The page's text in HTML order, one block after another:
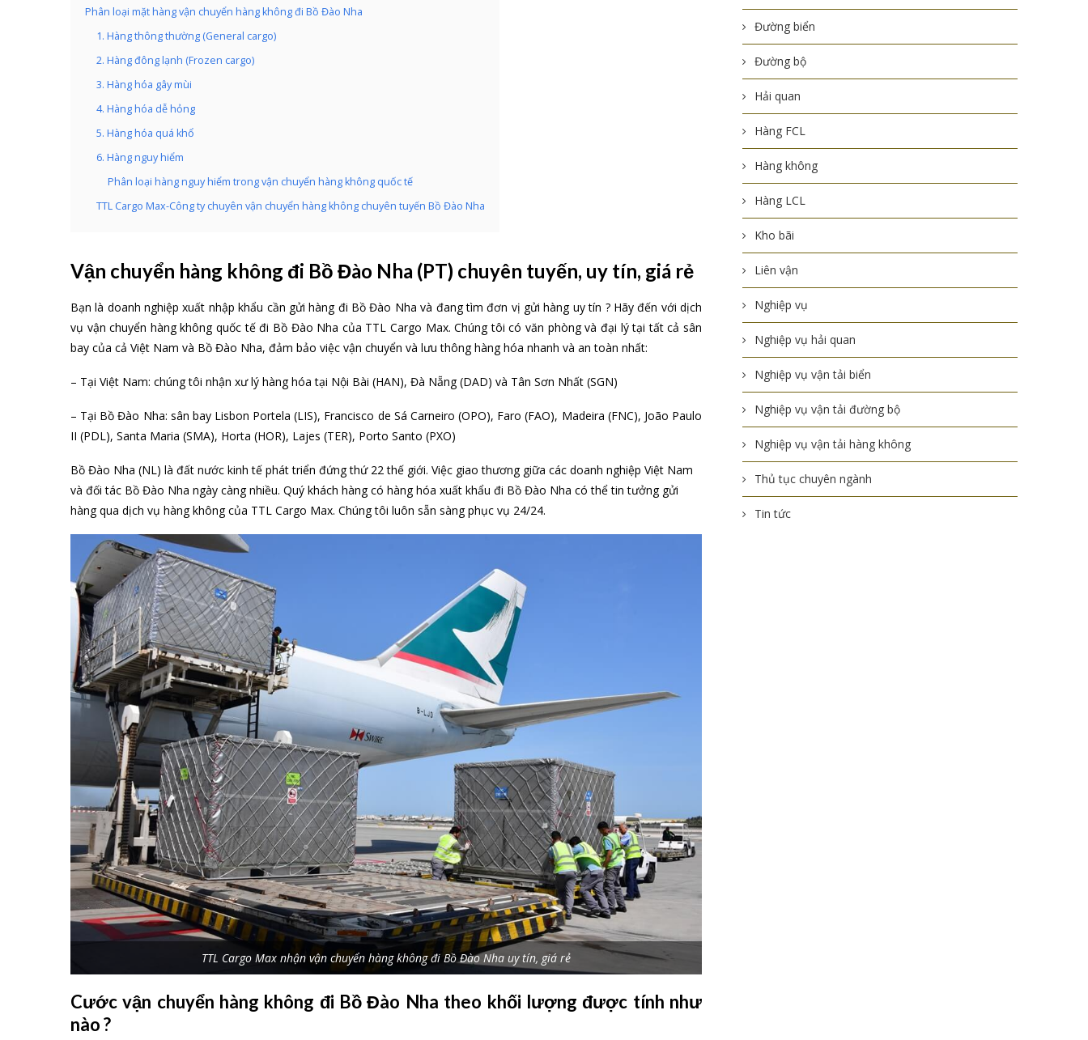
Phân loại mặt hàng vận chuyển hàng không đi Bồ Đào Nha
1. Hàng thông thường (General cargo)
2. Hàng đông lạnh (Frozen cargo)
3. Hàng hóa gây mùi
4. Hàng hóa dễ hỏng
5. Hàng hóa quá khổ
6. Hàng nguy hiểm
Phân loại hàng nguy hiểm trong vận chuyển hàng không quốc tế
TTL Cargo Max-Công ty chuyên vận chuyển hàng không chuyên tuyến Bồ Đào Nha
Vận chuyển hàng không đi Bồ Đào Nha (PT) chuyên tuyến, uy tín, giá rẻ
Bạn là doanh nghiệp xuất nhập khẩu cần gửi hàng đi Bồ Đào Nha và đang tìm đơn vị gửi hàng uy tín ? Hãy đến với dịch
vụ vận chuyển hàng không quốc tế đi Bồ Đào Nha của TTL Cargo Max. Chúng tôi có văn phòng và đại lý tại tất cả sân
bay của cả Việt Nam và Bồ Đào Nha, đảm bảo việc vận chuyển và lưu thông hàng hóa nhanh và an toàn nhất:
– Tại Việt Nam: chúng tôi nhận xư lý hàng hóa tại Nội Bài (HAN), Đà Nẵng (DAD) và Tân Sơn Nhất (SGN)
– Tại Bồ Đào Nha: sân bay Lisbon Portela (LIS), Francisco de Sá Carneiro (OPO), Faro (FAO), Madeira (FNC), João Paulo
II (PDL), Santa Maria (SMA), Horta (HOR), Lajes (TER), Porto Santo (PXO)
Bồ Đào Nha (NL) là đất nước kinh tế phát triển đứng thứ 22 thế giới. Việc giao thương giữa các doanh nghiệp Việt Nam
và đối tác Bồ Đào Nha ngày càng nhiều. Quý khách hàng có hàng hóa xuất khẩu đi Bồ Đào Nha có thể tin tưởng gửi
hàng qua dịch vụ hàng không của TTL Cargo Max. Chúng tôi luôn sẵn sàng phục vụ 24/24.
TTL Cargo Max nhận vận chuyển hàng không đi Bồ Đào Nha uy tín, giá rẻ
Cước vận chuyển hàng không đi Bồ Đào Nha theo khối lượng được tính như
nào ?
Đường biển
Đường bộ
Hải quan
Hàng FCL
Hàng không
Hàng LCL
Kho bãi
Liên vận
Nghiệp vụ
Nghiệp vụ hải quan
Nghiệp vụ vận tải biển
Nghiệp vụ vận tải đường bộ
Nghiệp vụ vận tải hàng không
Thủ tục chuyên ngành
Tin tức